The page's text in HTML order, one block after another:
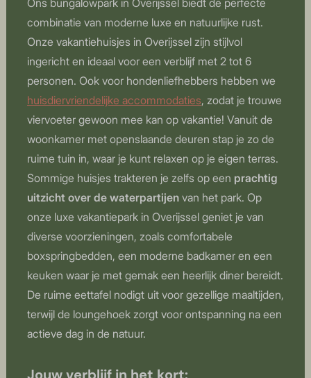
Ons bungalowpark in Overijssel biedt de perfecte
combinatie van moderne luxe en natuurlijke rust.
Onze vakantiehuisjes in Overijssel zijn stijlvol
ingericht en ideaal voor een verblijf met 2 tot 6
personen. Ook voor hondenliefhebbers hebben we
huisdiervriendelijke accommodaties, zodat je trouwe
viervoeter gewoon mee kan op vakantie! Vanuit de
woonkamer met openslaande deuren stap je zo de
ruime tuin in, waar je kunt relaxen op je eigen terras.
Sommige huisjes trakteren je zelfs op een prachtig
uitzicht over de waterpartijen van het park. Op
onze luxe vakantiepark in Overijssel geniet je van
diverse voorzieningen, zoals comfortabele
boxspringbedden, een moderne badkamer en een
keuken waar je met gemak een heerlijk diner bereidt.
De ruime eettafel nodigt uit voor gezellige maaltijden,
terwijl de loungehoek zorgt voor ontspanning na een
actieve dag in de natuur.